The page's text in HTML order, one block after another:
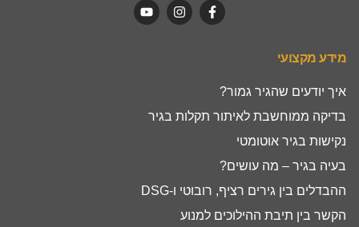
מידע מקצועי
איך יודעים שהגיר גמור?
בדיקה ממוחשבת לאיתור תקלות בגיר
נקישות בגיר אוטומטי
בעיה בגיר – מה עושים?
ההבדלים בין גירים רציף, רובוטי ו-DSG
הקשר בין תיבת ההילוכים למנוע